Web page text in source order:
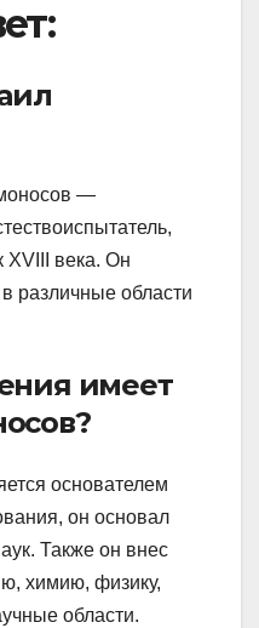
—
XVIII века. Он
различные области
имеет
основателем
он основал
Также он внес
химию, физику,
области.